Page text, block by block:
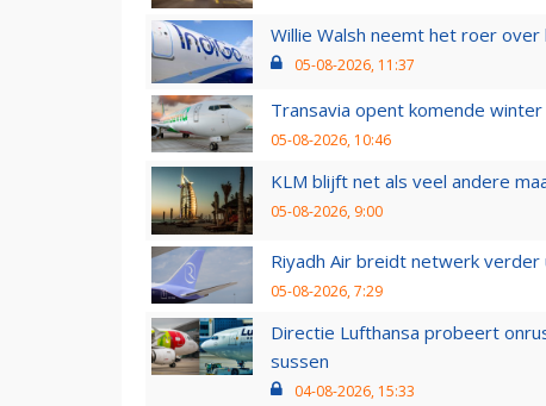
Willie Walsh neemt het roer
05-08-2026, 11:37
Transavia opent komende
05-08-2026, 10:46
KLM blijft net als veel andere
05-08-2026, 9:00
Riyadh Air breidt netwerk
05-08-2026, 7:29
Directie Lufthansa probeert
sussen
04-08-2026, 15:33